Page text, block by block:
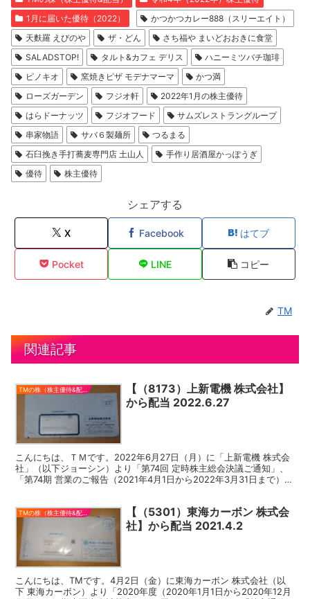
1月に届いた優待（2022）
かつかつカレー888（スリーエイト）
天麩羅 えびのや
ザ・どん
さち福や まいどおおきに食堂
SALADSTOP!
タルト&カフェ デリス
ハニーミツバチ珈琲
ピノキオ
窯焼きピザ モデナマーマ
かつ満
ローズガーデン
フジオ軒
2022年1月の株主優待
はらドーナッツ
フジオフード
サムズレストラングループ
串家物語
サバ６製麺所
つるまる
石臼挽き手打蕎麦専門店 土山人
手作り居酒屋かっぽうぎ
優待
株主優待
シェアする
X Facebook はてブ
Pocket LINE コピー
TM
関連記事
【（8173）上新電機 株式会社】
から配当 2022.6.27
こんにちは、ＴＭです。2022年6月27日（月）に「上新電機 株式会
社」（以下ジョーシン）より「第74回 定時株主総会決議ご通知」、
「第74期 営業のご報告（2021年4月1日から2022年3月31日まで）」
TMの株（株主優待&配当）
【（5301）東海カーボン 株式会
社】から配当 2021.4.2
こんにちは、TMです。4月2日（金）に東海カーボン 株式会社（以
下 東海カーボン）より「2020年度（2020年1月1日から2020年12月